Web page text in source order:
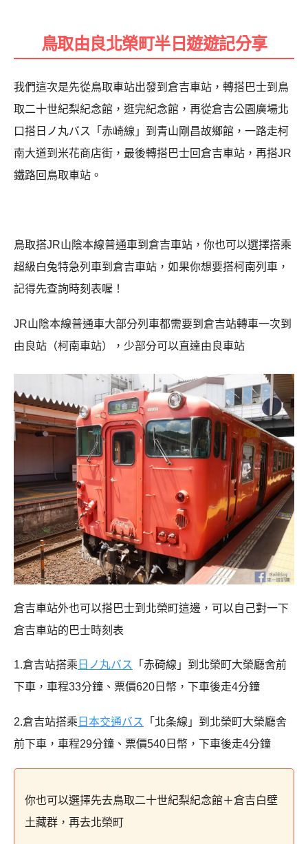
鳥取由良北榮町半日遊遊記分享
我們這次是先從鳥取車站出發到倉吉車站，轉搭巴士到鳥
取二十世紀梨紀念館，逛完紀念館，再從倉吉公園廣場北
口搭日ノ丸バス「赤崎線」到青山剛昌故鄉館，一路走柯
南大道到米花商店街，最後轉搭巴士回倉吉車站，再搭JR
鐵路回鳥取車站。
鳥取搭JR山陰本線普通車到倉吉車站，你也可以選擇搭乘
超級白兔特急列車到倉吉車站，如果你想要搭柯南列車，
記得先查詢時刻表喔！
JR山陰本線普通車大部分列車都需要到倉吉站轉車一次到
由良站（柯南車站），少部分可以直達由良車站
倉吉車站外也可以搭巴士到北榮町這邊，可以自己對一下
倉吉車站的巴士時刻表
1.倉吉站搭乘 日ノ丸バス
「赤碕線」到北榮町大榮廳舍前
下車，車程33分鐘、票價620日幣，下車後走4分鐘
2.倉吉站搭乘 日本交通バス
「北条線」到北榮町大榮廳舍
前下車，車程29分鐘、票價540日幣，下車後走4分鐘
你也可以選擇先去鳥取二十世紀梨紀念館＋倉吉白壁
土藏群，再去北榮町